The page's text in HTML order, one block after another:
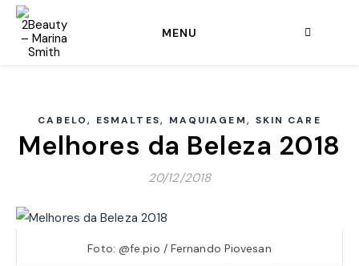
MENU
CABELO, ESMALTES, MAQUIAGEM, SKIN CARE
Melhores da Beleza 2018
20/12/2018
Foto: @fe.pio / Fernando Piovesan